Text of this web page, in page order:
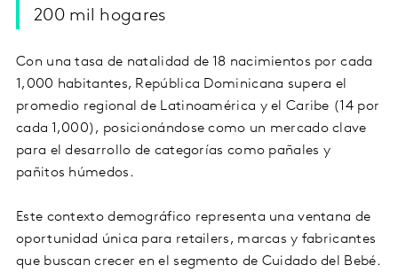
200 mil hogares
Con una tasa de natalidad de 18 nacimientos por cada
1,000 habitantes, República Dominicana supera el
promedio regional de Latinoamérica y el Caribe (14 por
cada 1,000), posicionándose como un mercado clave
para el desarrollo de categorías como pañales y
pañitos húmedos.
Este contexto demográfico representa una ventana de
oportunidad única para retailers, marcas y fabricantes
que buscan crecer en el segmento de Cuidado del Bebé.